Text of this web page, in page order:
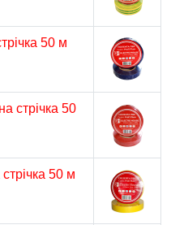
50 м
стрічка 50
50 м